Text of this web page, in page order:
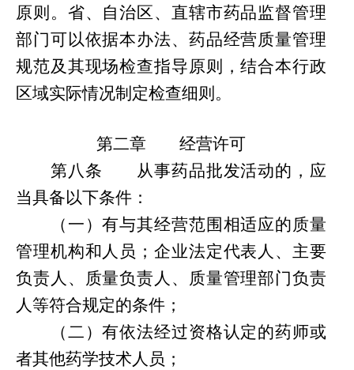
原则。省、自治区、直辖市药品监督管理
部门可以依据本办法、药品经营质量管理
规范及其现场检查指导原则，结合本行政
区域实际情况制定检查细则。
第二章
经营许可
第八条
从事药品批发活动的，应
当具备以下条件：
（一）有与其经营范围相适应的质量
管理机构和人员；企业法定代表人、主要
负责人、质量负责人、质量管理部门负责
人等符合规定的条件；
（二）有依法经过资格认定的药师或
者其他药学技术人员；